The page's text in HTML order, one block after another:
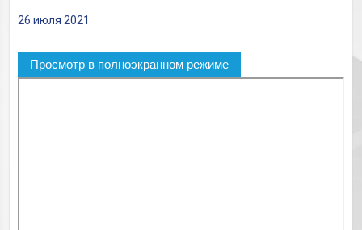
26 июля 2021
Просмотр в полноэкранном режиме